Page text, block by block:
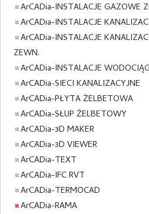
ArCADia-INSTALACJE GAZOWE
ArCADia-INSTALACJE
ArCADia-INSTALACJE
ZEWN.
ArCADia-INSTALACJE
ArCADia-SIECI KANALIZACYJNE
ArCADia-PŁYTA ŻELBETOWA
ArCADia-SŁUP ŻELBETOWY
ArCADia-3D MAKER
ArCADia-3D VIEWER
ArCADia-TEXT
ArCADia-IFC RVT
ArCADia-TERMOCAD
ArCADia-RAMA